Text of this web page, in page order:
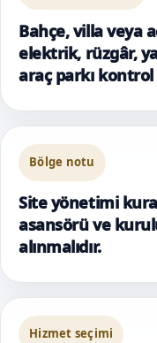
Bahçe, villa veya
elektrik, rüzgâr,
araç parkı kontrol
Bölge notu
Site yönetimi
asansörü ve
alınmalıdır.
Hizmet seçimi